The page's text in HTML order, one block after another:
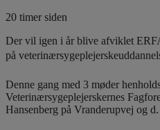
20 timer siden
Der vil igen i år blive afviklet
på
Denne gang med 3 møder
Veterinærsygeplejerskernes
Hansenberg på Vranderupvej og